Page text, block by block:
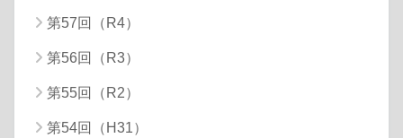
第57回（R4）
第56回（R3）
第55回（R2）
第54回（H31）